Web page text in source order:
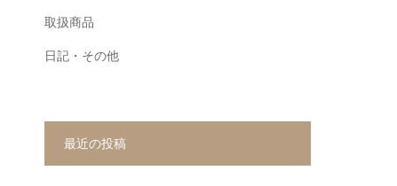
取扱商品
日記・その他
最近の投稿